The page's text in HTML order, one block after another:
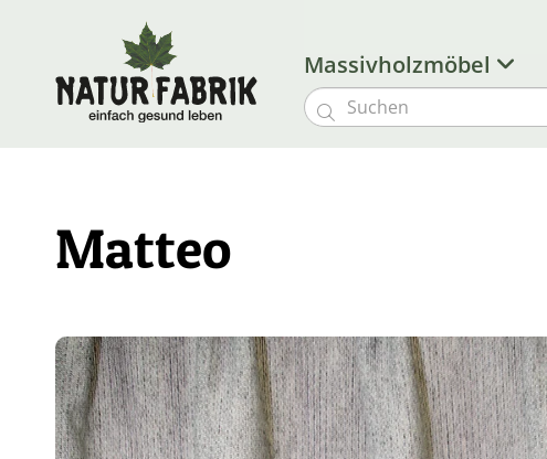
Massivholzmöbel

Matteo